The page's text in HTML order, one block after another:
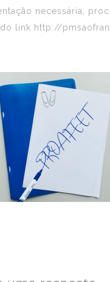
necessária,
do link http://